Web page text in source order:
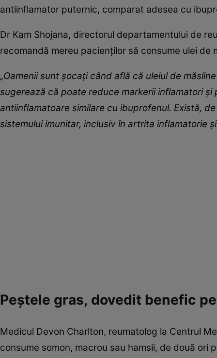
antiinflamator puternic, comparat adesea cu
Dr Kam Shojana, directorul departamentului de
recomandă mereu pacienților să consume ulei de
„Oamenii sunt șocați când află că uleiul de
sugerează că poate reduce markerii inflamatori
antiinflamatoare similare cu ibuprofenul. Există,
sistemului imunitar, inclusiv în artrita inflamatorie
Peștele gras, dovedit benefic
Medicul Devon Charlton, reumatolog la Centrul
consume somon, macrou sau hamsii, de două